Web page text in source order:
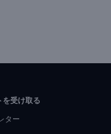
を受け取る
ター